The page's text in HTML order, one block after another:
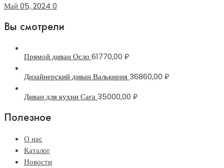
Май 05, 2024 0
Вы смотрели
Прямой диван Осло 61770,00 ₽
Дизайнерский диван Валькирия36860,00 ₽
Диван для кухни Сага35000,00 ₽
Полезное
О нас
Каталог
Новости